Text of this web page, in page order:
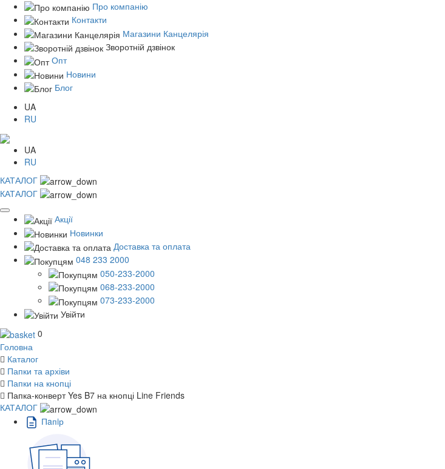
Про компанію
Контакти
Магазини Канцелярія
Зворотній дзвінок
Опт
Новини
Блог
UA
RU
UA
RU
КАТАЛОГ
КАТАЛОГ
Акції
Новинки
Доставка та оплата
048 233 2000
050-233-2000
068-233-2000
073-233-2000
Увійти
0
Головна
Каталог
Папки та архіви
Папки на кнопці
Папка-конверт Yes B7 на кнопці Line Friends
КАТАЛОГ
Пaпiр